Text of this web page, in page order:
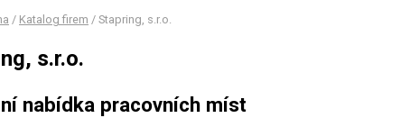
/ Katalog firem / Stapring, s.r.o.
s.r.o.
nabídka pracovních míst